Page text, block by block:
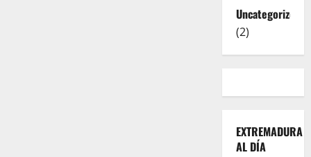
Uncategorized
(2)
EXTREMADURA
AL DÍA